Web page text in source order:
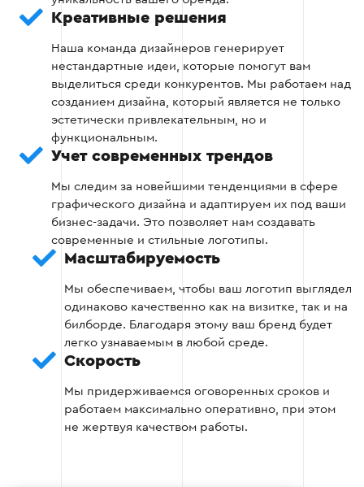
Этап 2
Этап 3: Дизайн и визуализация
Преобразуем выбранный эскиз в
цифровой формат.
Работаем над деталями: шрифтами,
цветами, пропорциями.
Создаем несколько вариантов для разных
форматов использования.
Этап 3
Креативные решения
Наша команда дизайнеров генерирует
нестандартные идеи, которые помогут вам
выделиться среди конкурентов. Мы работаем над
созданием дизайна, который является не только
эстетически привлекательным, но и
функциональным.
Учет современных трендов
Мы следим за новейшими тенденциями в сфере
графического дизайна и адаптируем их под ваши
бизнес-задачи. Это позволяет нам создавать
современные и стильные логотипы.
Масштабируемость
Мы обеспечиваем, чтобы ваш логотип выглядел
одинаково качественно как на визитке, так и на
билборде. Благодаря этому ваш бренд будет
легко узнаваемым в любой среде.
Скорость
Мы придерживаемся оговоренных сроков и
работаем максимально оперативно, при этом
не жертвуя качеством работы.